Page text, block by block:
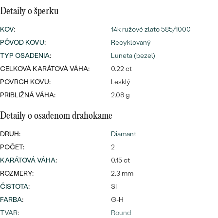
Wave kolekcia
PODĽA TVARU DRAHOKAMU
NA MIERU
DIAMANTY
náušnice
PREZRIEŤ
Personalizované
prívesky
Najpredávanejšie
prstene
Detaily o šperku
KOV:
14k ružové zlato 585/1000
PÔVOD KOVU:
Recyklovaný
TYP OSADENIA:
Luneta (bezel)
CELKOVÁ KARÁTOVÁ VÁHA:
0.22 ct
POVRCH KOVU:
Lesklý
PRIBLIŽNÁ VÁHA:
2.08 g
Detaily o osadenom drahokame
DRUH:
Diamant
POČET:
2
KARÁTOVÁ VÁHA:
0.15 ct
ROZMERY:
2.3 mm
ČISTOTA:
SI
FARBA:
G-H
TVAR:
Round